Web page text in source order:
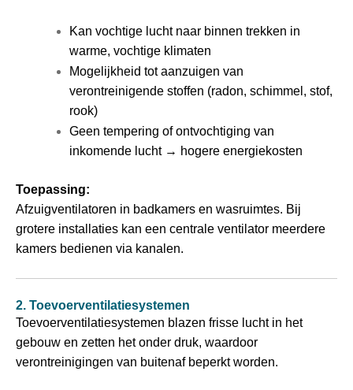
Kan vochtige lucht naar binnen trekken in
warme, vochtige klimaten
Mogelijkheid tot aanzuigen van
verontreinigende stoffen (radon, schimmel, stof,
rook)
Geen tempering of ontvochtiging van
inkomende lucht → hogere energiekosten
Toepassing:
Afzuigventilatoren in badkamers en wasruimtes. Bij
grotere installaties kan een centrale ventilator meerdere
kamers bedienen via kanalen.
2. Toevoerventilatiesystemen
Toevoerventilatiesystemen blazen frisse lucht in het
gebouw en zetten het onder druk, waardoor
verontreinigingen van buitenaf beperkt worden.